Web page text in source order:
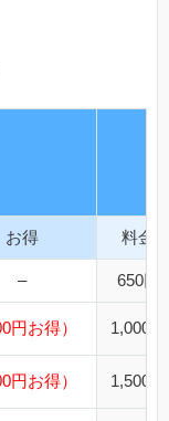
お得 料金
– 650円
円お得） 1,000円
円お得） 1,500円